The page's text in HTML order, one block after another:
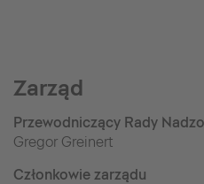
Zarząd
Przewodniczący Rady
Gregor Greinert
Członkowie zarządu